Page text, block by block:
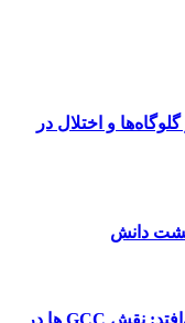
و اختلال در
نشت دانش